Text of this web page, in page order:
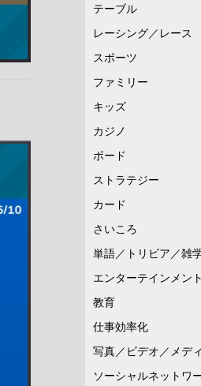
テーブル
レーシング／レース
スポーツ
ファミリー
キッズ
カジノ
ボード
ストラテジー
カード
さいころ
単語／トリビア／雑
エンターテインメント
教育
仕事効率化
写真／ビデオ／メデ
ソーシャルネットワ